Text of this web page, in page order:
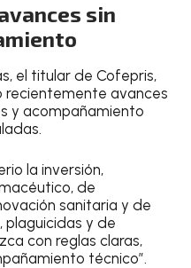
sin
el titular de Cofepris,
recientemente avances
y acompañamiento
la inversión,
de
sanitaria y de
y de
con reglas claras,
técnico”.